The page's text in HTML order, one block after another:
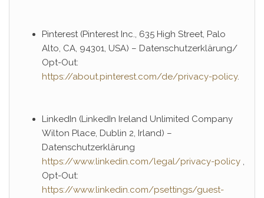
Pinterest (Pinterest Inc., 635 High Street, Palo
Alto, CA, 94301, USA) – Datenschutzerklärung/
Opt-Out:
https://about.pinterest.com/de/privacy-policy.
LinkedIn (LinkedIn Ireland Unlimited Company
Wilton Place, Dublin 2, Irland) –
Datenschutzerklärung
https://www.linkedin.com/legal/privacy-policy ,
Opt-Out:
https://www.linkedin.com/psettings/guest-